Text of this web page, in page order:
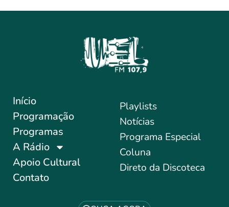
Início
Programação
Programas
A Rádio
Apoio Cultural
Contato
Playlists
Notícias
Programa Especial
Coluna
Direto da Discoteca